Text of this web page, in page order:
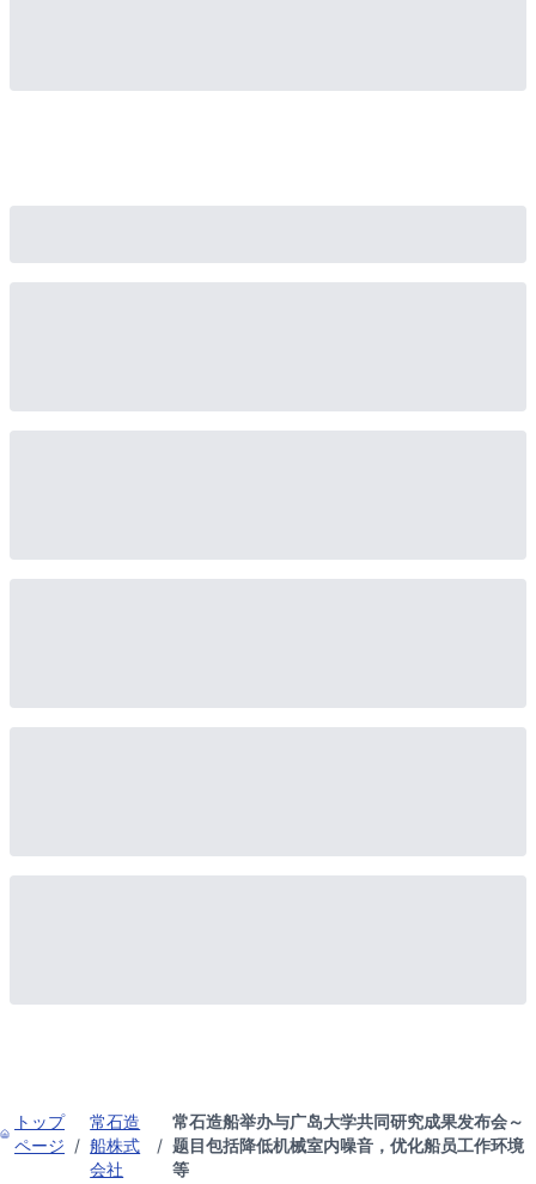
トップ
ページ /
常石造
船株式
会社
/
常石造船举办与广岛大学共同研究成果发布会～
题目包括降低机械室内噪音，优化船员工作环境
等